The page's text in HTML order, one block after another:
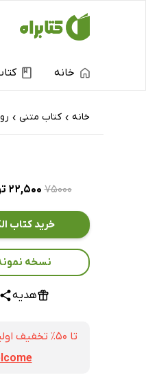
خانه
خانه › کتاب‌ متنی ›
۷۵۰۰۰ ۲۲,۵۰۰ تومان
خرید کتاب
نسخه
هدیه
تا ۵۰٪ تخفیف اولین خرید با کد